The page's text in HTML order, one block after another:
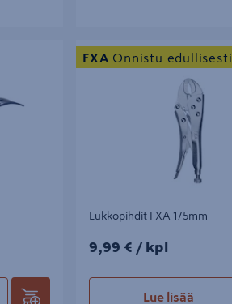
Lukkopihdit FXA 175mm
Lukkopihdit FXA 175mm
9,99€/kpl
9,99 € / kpl
Lue lisää
FXA Onnistu edullisesti